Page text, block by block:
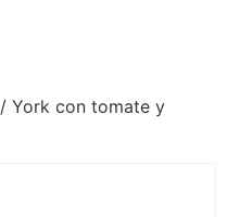
/ York con tomate y